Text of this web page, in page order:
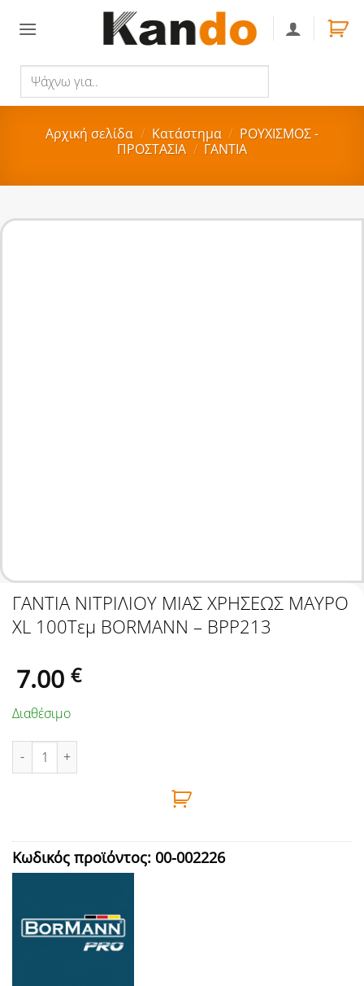
για..
Αρχική σελίδα / Κατάστημα / ΡΟΥΧΙΣΜΟΣ -
ΠΡΟΣΤΑΣΙΑ / ΓΑΝΤΙΑ
ΓΑΝΤΙA ΝΙΤΡΙΛΙΟΥ ΜΙΑΣ ΧΡΗΣΕΩΣ ΜΑΥΡΟ
XL 100Τεμ BORMANN – BPP213
7.00 €
Διαθέσιμο
ΓΑΝΤΙA ΝΙΤΡΙΛΙΟΥ ΜΙΑΣ ΧΡΗΣΕΩΣ ΜΑΥΡΟ XL 100Τεμ BORMANN
Κωδικός προϊόντος: 00-002226